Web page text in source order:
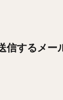
するメー